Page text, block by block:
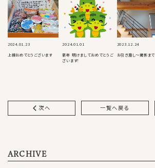
2024.01.23
上棟おめでとうございます
2024.01.01
新年 明けましておめでとうご
ざいます！
2023.12.24
お引き渡し〜撮影まで
次へ 一覧へ戻る
ARCHIVE